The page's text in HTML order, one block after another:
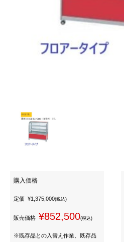
購入価格
定価 ¥1,375,000(税込)
販売価格 ¥852,500(税込)
※既存品との入替え作業、既存品